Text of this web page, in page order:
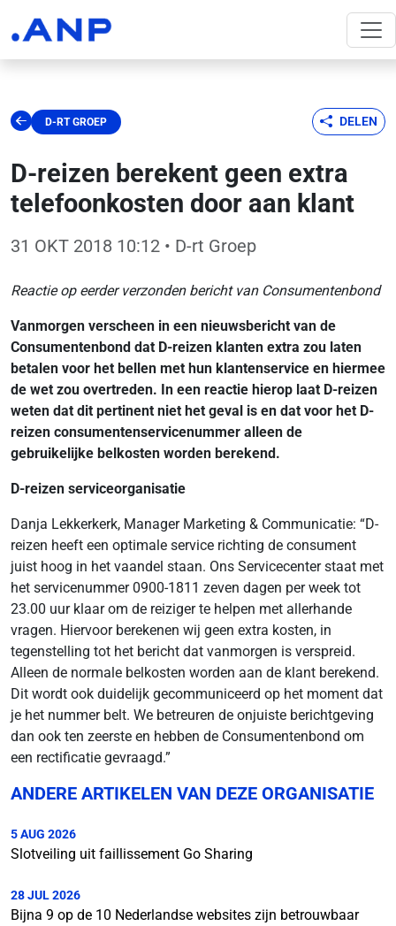
D-RT GROEP DELEN
D-reizen berekent geen extra
telefoonkosten door aan klant
31 OKT 2018 10:12 • D-rt Groep
Reactie op eerder verzonden bericht van Consumentenbond
Vanmorgen verscheen in een nieuwsbericht van de
Consumentenbond dat D-reizen klanten extra zou laten
betalen voor het bellen met hun klantenservice en hiermee
de wet zou overtreden. In een reactie hierop laat D-reizen
weten dat dit pertinent niet het geval is en dat voor het D-
reizen consumentenservicenummer alleen de
gebruikelijke belkosten worden berekend.
D-reizen serviceorganisatie
Danja Lekkerkerk, Manager Marketing & Communicatie: “D-
reizen heeft een optimale service richting de consument
juist hoog in het vaandel staan. Ons Servicecenter staat met
het servicenummer 0900-1811 zeven dagen per week tot
23.00 uur klaar om de reiziger te helpen met allerhande
vragen. Hiervoor berekenen wij geen extra kosten, in
tegenstelling tot het bericht dat vanmorgen is verspreid.
Alleen de normale belkosten worden aan de klant berekend.
Dit wordt ook duidelijk gecommuniceerd op het moment dat
je het nummer belt. We betreuren de onjuiste berichtgeving
dan ook ten zeerste en hebben de Consumentenbond om
een rectificatie gevraagd.”
ANDERE ARTIKELEN VAN DEZE ORGANISATIE
5 AUG 2026
Slotveiling uit faillissement Go Sharing
28 JUL 2026
Bijna 9 op de 10 Nederlandse websites zijn betrouwbaar